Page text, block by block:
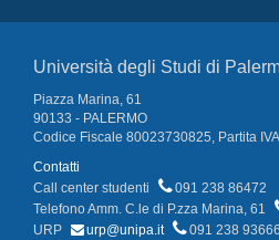
Università degli Studi di
Piazza Marina, 61
90133 - PALERMO
Codice Fiscale 80023730825, Partita
Contatti
Call center studenti
091 238 86472
Telefono Amm. C.le di P.zza Marina, 61
URP
urp@unipa.it
091 238 93666